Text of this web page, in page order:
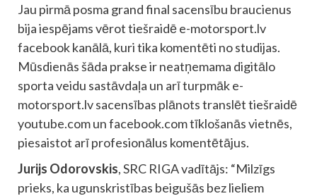
Jau pirmā posma grand final sacensību braucienus
bija iespējams vērot tiešraidē e-motorsport.lv
facebook kanālā, kuri tika komentēti no studijas.
Mūsdienās šāda prakse ir neatņemama digitālo
sporta veidu sastāvdaļa un arī turpmāk e-
motorsport.lv sacensības plānots translēt tiešraidē
youtube.com un facebook.com tīklošanās vietnēs,
piesaistot arī profesionālus komentētājus.
Jurijs Odorovskis, SRC RIGA vadītājs: “Milzīgs
prieks, ka ugunskristības beigušās bez lieliem